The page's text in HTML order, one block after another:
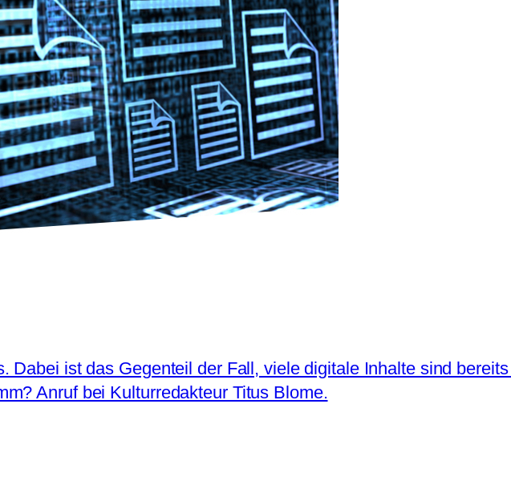
Dabei ist das Gegenteil der Fall, viele digitale Inhalte sind
Anruf bei Kulturredakteur Titus Blome.